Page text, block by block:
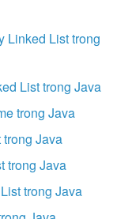
Linked List trong
List trong Java
trong Java
Java
trong Java
trong Java